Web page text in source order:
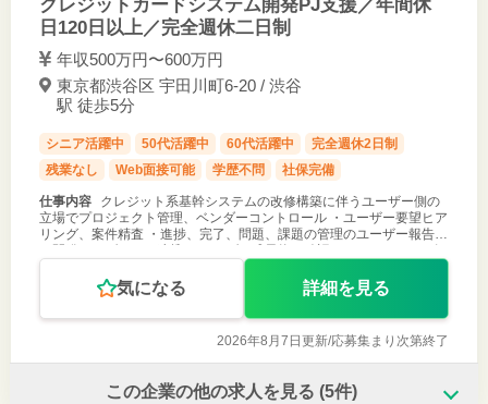
クレジットカードシステム開発PJ支援／年間休
日120日以上／完全週休二日制
年収500万円〜600万円
東京都渋谷区 宇田川町6-20 / 渋谷
駅 徒歩5分
シニア活躍中 50代活躍中 60代活躍中
完全週休2日制
残業なし
Web面接可能 学歴不問 社保完備
仕事内容
クレジット系基幹システムの改修構築に伴うユーザー側の
立場でプロジェクト管理、ベンダーコントロール ・ユーザー要望ヒア
リング、案件精査 ・進捗、完了、問題、課題の管理のユーザー報告
気になる 詳細を見る
2026年8月7日更新/応募集まり次第終了
この企業の他の求人を見る (5件)